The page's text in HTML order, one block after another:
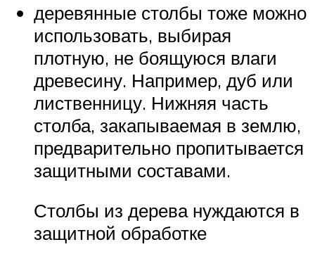
деревянные столбы тоже можно
использовать, выбирая
плотную, не боящуюся влаги
древесину. Например, дуб или
лиственницу. Нижняя часть
столба, закапываемая в землю,
предварительно пропитывается
защитными составами.
Столбы из дерева нуждаются в
защитной обработке